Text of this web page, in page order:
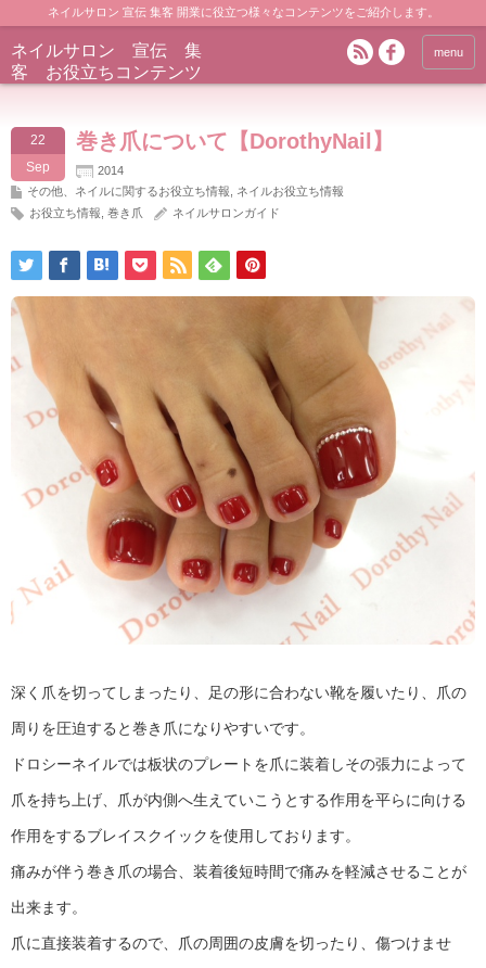
ネイルサロン 宣伝 集客 開業に役立つ様々なコンテンツをご紹介します。
ネイルサロン 宣伝 集
客 お役立ちコンテンツ
menu
22
Sep
巻き爪について【DorothyNail】
2014
その他、ネイルに関するお役立ち情報
ネイルお役立ち情報
お役立ち情報 巻き爪 ネイルサロンガイド
深く爪を切ってしまったり、足の形に合わない靴を履いたり、爪の
周りを圧迫すると巻き爪になりやすいです。
ドロシーネイルでは板状のプレートを爪に装着しその張力によって
爪を持ち上げ、爪が内側へ生えていこうとする作用を平らに向ける
作用をするブレイスクイックを使用しております。
痛みが伴う巻き爪の場合、装着後短時間で痛みを軽減させることが
出来ます。
爪に直接装着するので、爪の周囲の皮膚を切ったり、傷つけませ